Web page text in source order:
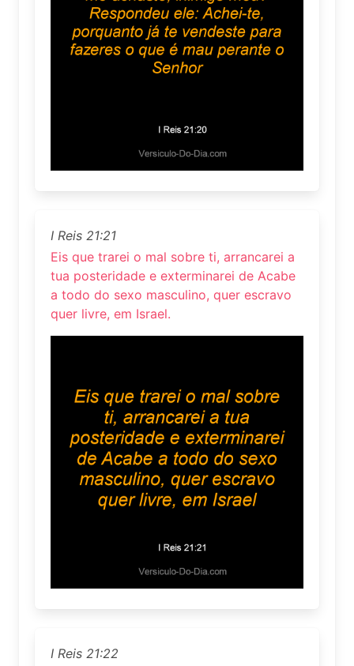
I Reis 21:21
Eis que trarei o mal sobre ti, arrancarei a
tua posteridade e exterminarei de Acabe
a todo do sexo masculino, quer escravo
quer livre, em Israel.
I Reis 21:22